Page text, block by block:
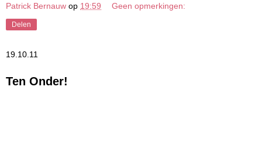
Patrick Bernauw op 19:59 Geen opmerkingen:
Delen
19.10.11
Ten Onder!